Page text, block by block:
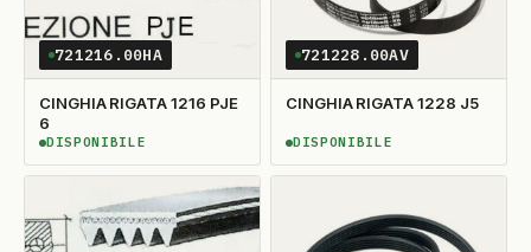
721216.00HA
CINGHIA RIGATA 1216 PJE
6
DISPONIBILE
DISPONIBILE
721228.00AV
CINGHIA RIGATA 1228 J5
DISPONIBILE
DISPONIBILE